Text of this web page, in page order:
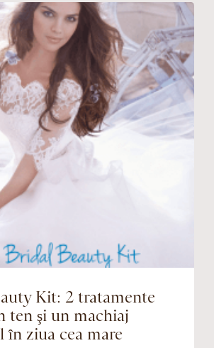
Kit: 2 tratamente
ten şi un machiaj
în ziua cea mare